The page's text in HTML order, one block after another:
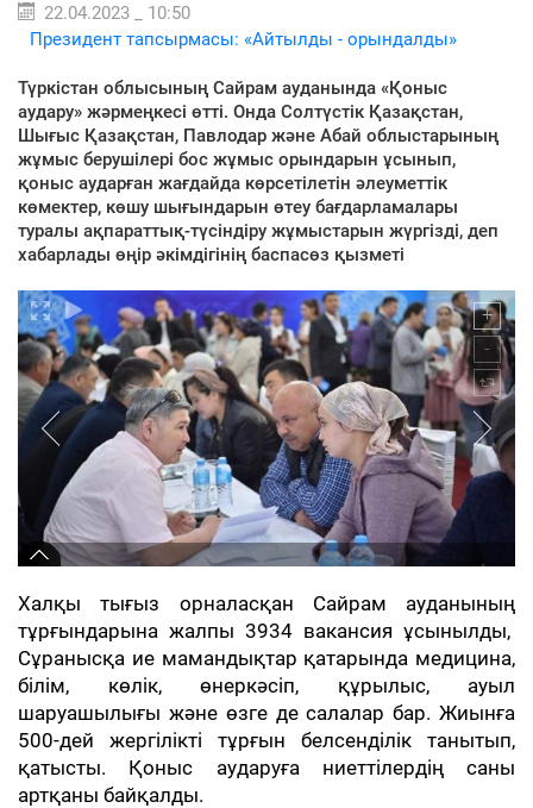
22.04.2023 _ 10:50
Президент тапсырмасы: «Айтылды - орындалды»
Түркістан облысының Сайрам ауданында «Қоныс
аудару» жәрмеңкесі өтті. Онда Солтүстік Қазақстан,
Шығыс Қазақстан, Павлодар және Абай облыстарының
жұмыс берушілері бос жұмыс орындарын ұсынып,
қоныс аударған жағдайда көрсетілетін әлеуметтік
көмектер, көшу шығындарын өтеу бағдарламалары
туралы ақпараттық-түсіндіру жұмыстарын жүргізді, деп
хабарлады өңір әкімдігінің баспасөз қызметі
Халқы тығыз орналасқан Сайрам ауданының
тұрғындарына жалпы 3934 вакансия ұсынылды,
Сұранысқа ие мамандықтар қатарында медицина,
білім, көлік, өнеркәсіп, құрылыс, ауыл
шаруашылығы және өзге де салалар бар. Жиынға
500-дей жергілікті тұрғын белсенділік танытып,
қатысты. Қоныс аударуға ниеттілердің саны
артқаны байқалды.